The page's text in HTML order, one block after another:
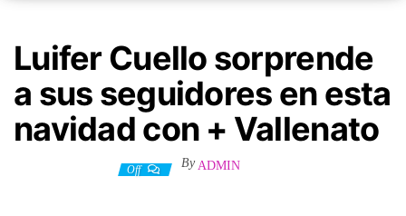
Luifer Cuello sorprende
a sus seguidores en esta
navidad con + Vallenato
Off By ADMIN